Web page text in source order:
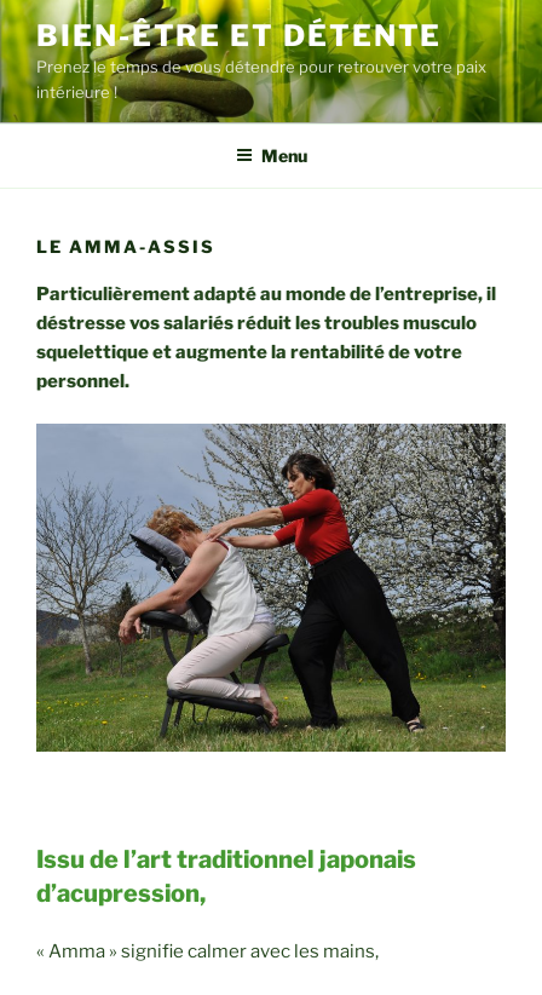
Aller
au
contenu
principal
BIEN-ÊTRE ET DÉTENTE
Prenez le temps de vous détendre pour retrouver votre paix
intérieure !
Menu
LE AMMA-ASSIS
Particulièrement adapté au monde de l’entreprise, il
déstresse vos salariés réduit les troubles musculo
squelettique et augmente la rentabilité de votre
personnel.
Issu de l’art traditionnel japonais
d’acupression,
« Amma » signifie calmer avec les mains,